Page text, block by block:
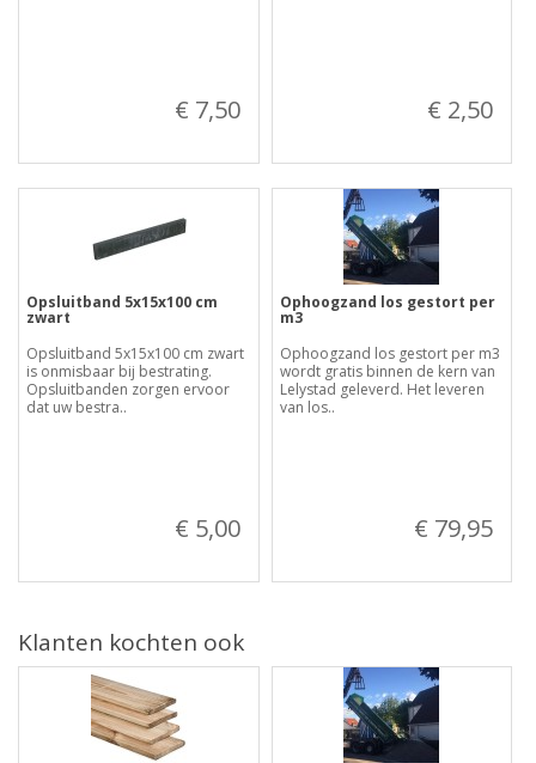
€ 7,50 € 2,50
Opsluitband 5x15x100 cm
zwart
Opsluitband 5x15x100 cm zwart
is onmisbaar bij bestrating.
Opsluitbanden zorgen ervoor
dat uw bestra..
€ 5,00
Ophoogzand los gestort per
m3
Ophoogzand los gestort per m3
wordt gratis binnen de kern van
Lelystad geleverd. Het leveren
van los..
€ 79,95
Klanten kochten ook